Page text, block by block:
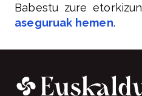
Babestu zure
aseguruak hemen.